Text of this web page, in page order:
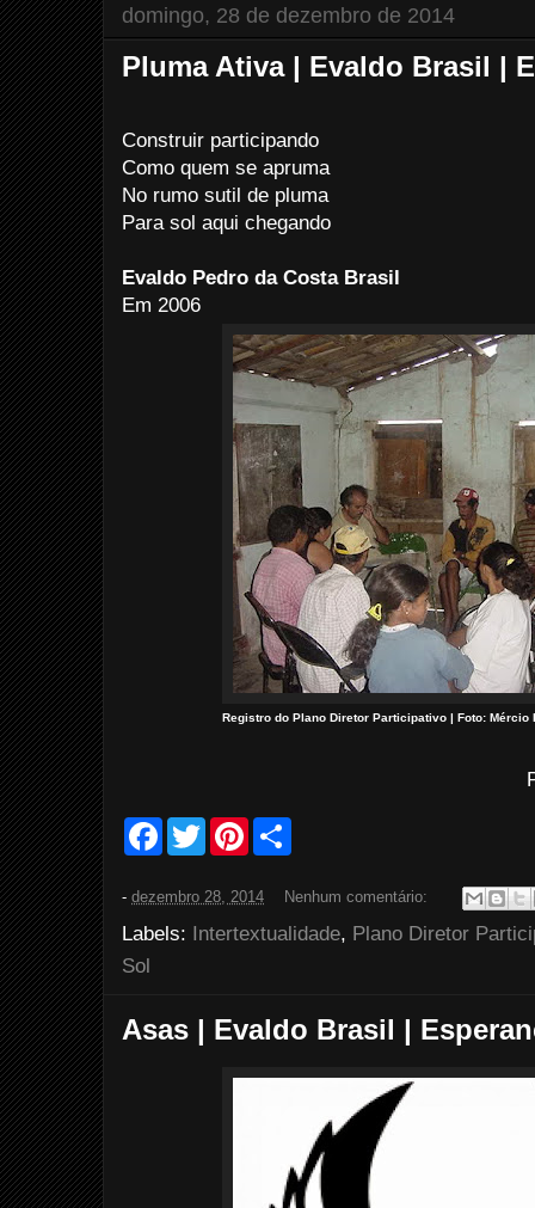
domingo, 28 de dezembro de 2014
Pluma Ativa | Evaldo Brasil |
Construir participando
Como quem se apruma
No rumo sutil de pluma
Para sol aqui chegando
Evaldo Pedro da Costa Brasil
Em 2006
Registro do Plano Diretor Participativo | Foto: Mércio
F
b
o
o
T
w
t
r
P
e
e
e
- dezembro 28, 2014 Nenhum comentário:
Labels: Intertextualidade, Plano Diretor
Sol
Asas | Evaldo Brasil |